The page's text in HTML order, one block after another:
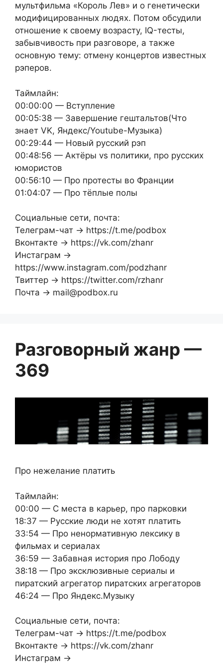
мультфильма «Король Лев» и о генетически
модифицированных людях. Потом обсудили
отношение к своему возрасту, IQ-тесты,
забывчивость при разговоре, а также
основную тему: отмену концертов известных
рэперов.
Таймлайн:
00:00:00 — Вступление
00:05:38 — Завершение гештальтов(Что
знает VK, Яндекс/Youtube-Музыка)
00:29:44 — Новый русский рэп
00:48:56 — Актёры vs политики, про русских
юмористов
00:56:10 — Про протесты во Франции
01:04:07 — Про тёплые полы
Социальные сети, почта:
Телеграм-чат → https://t.me/podbox
Вконтакте → https://vk.com/zhanr
Инстаграм →
https://www.instagram.com/podzhanr
Твиттер → https://twitter.com/rzhanr
Почта → mail@podbox.ru
Разговорный жанр —
369
Про нежелание платить
Таймлайн:
00:00 — С места в карьер, про парковки
18:37 — Русские люди не хотят платить
33:54 — Про ненормативную лексику в
фильмах и сериалах
36:59 — Забавная история про Лободу
38:18 — Про эксклюзивные сериалы и
пиратский агрегатор пиратских агрегаторов
46:24 — Про Яндекс.Музыку
Социальные сети, почта:
Телеграм-чат → https://t.me/podbox
Вконтакте → https://vk.com/zhanr
Инстаграм →